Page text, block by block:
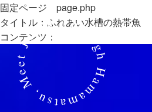
固定ページ page.php
タイトル：ふれあい水槽の熱帯魚
コンテンツ：